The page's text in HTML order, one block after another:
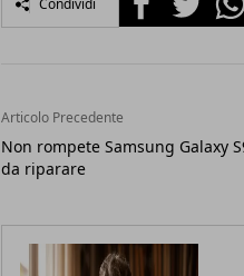
Condividi
Articolo Precedente
Non rompete Samsung Galaxy
da riparare